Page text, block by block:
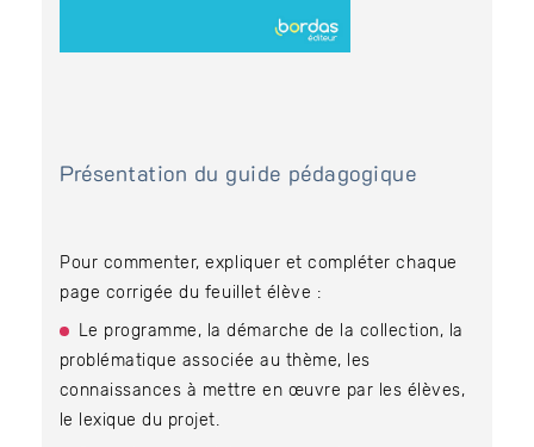
Présentation du guide pédagogique
Pour commenter, expliquer et compléter chaque
page corrigée du feuillet élève :
Le programme, la démarche de la collection, la
problématique associée au thème, les
connaissances à mettre en œuvre par les élèves,
le lexique du projet.